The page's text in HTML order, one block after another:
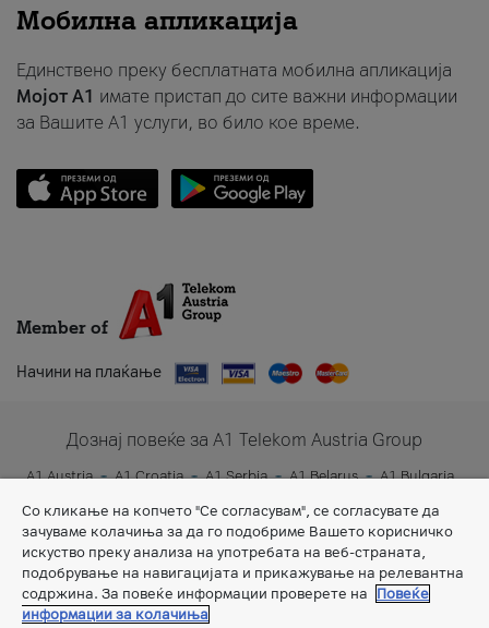
Мобилна апликација
Единствено преку бесплатната мобилна апликација
Мојот A1 имате пристап до сите важни информации
за Вашите A1 услуги, во било кое време.
Member of
Начини на плаќање
Дознај повеќе за A1 Telekom Austria Group
A1 Austria A1 Croatia A1 Serbia A1 Belarus
A1 Bulgaria
A1 Slovenia
A1 Digital
Со кликање на копчето "Се согласувам", се согласувате да
зачуваме колачиња за да го подобриме Вашето корисничко
искуство преку анализа на употребата на веб-страната,
подобрување на навигацијата и прикажување на релевантна
содржина. За повеќе информации проверете на
Повеќе
информации за колачиња